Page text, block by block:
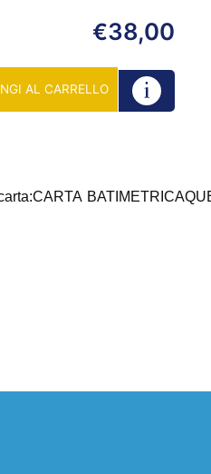
€38,00
AL CARRELLO